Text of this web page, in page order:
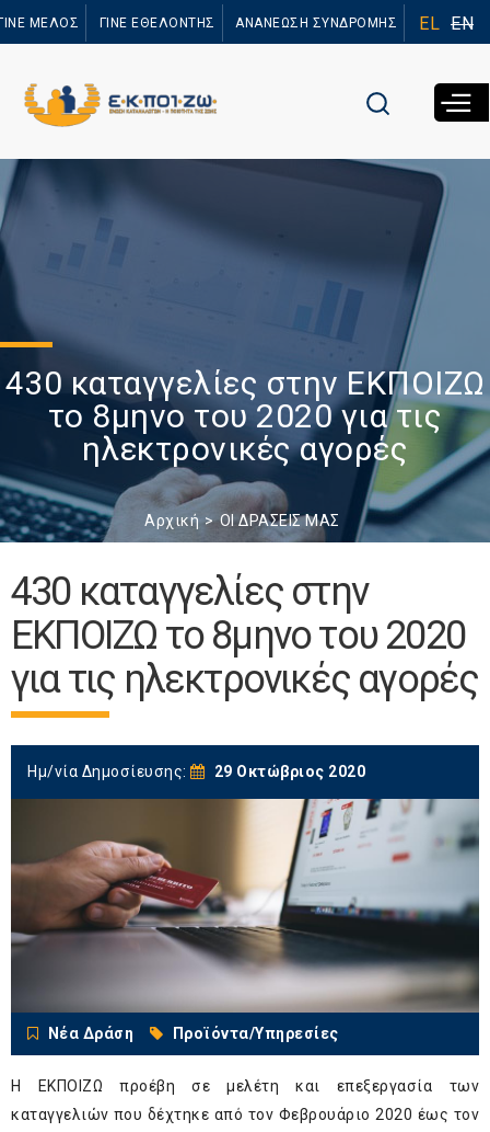
προς το
ΜΕΛΟΣ ΓΙΝΕ ΕΘΕΛΟΝΤΗΣ ΑΝΑΝΕΩΣΗ ΣΥΝΔΡΟΜΗΣ EL EN
430 καταγγελίες στην ΕΚΠΟΙΖΩ
το 8μηνο του 2020 για τις
ηλεκτρονικές αγορές
Αρχική ΟΙ ΔΡΑΣΕΙΣ ΜΑΣ
430 καταγγελίες στην
ΕΚΠΟΙΖΩ το 8μηνο του 2020
για τις ηλεκτρονικές αγορές
Ημ/νία Δημοσίευσης: 29 Οκτώβριος 2020
Νέα Δράση Προϊόντα/Υπηρεσίες
Η ΕΚΠΟΙΖΩ προέβη σε μελέτη και επεξεργασία των
καταγγελιών που δέχτηκε από τον Φεβρουάριο 2020 έως τον